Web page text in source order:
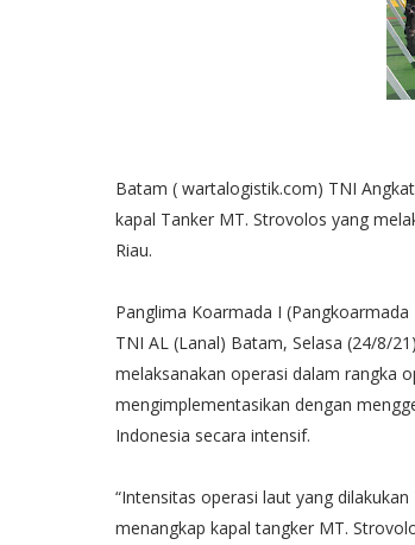
Batam ( wartalogistik.com) TNI
kapal Tanker MT. Strovolos yang
Riau.
Panglima Koarmada I (Pangkoarmada
TNI AL (Lanal) Batam, Selasa (24/8/
melaksanakan operasi dalam rangka
mengimplementasikan dengan
Indonesia secara intensif.
“Intensitas operasi laut yang
menangkap kapal tangker MT.